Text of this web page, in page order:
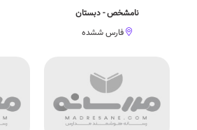
نامشخص - دبستان
فارس ششده